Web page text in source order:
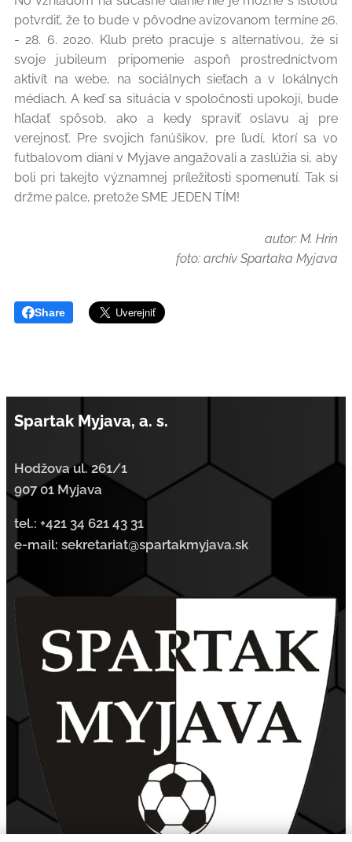
potvrdiť, že to bude v pôvodne avizovanom termíne 26.
- 28. 6. 2020. Klub preto pracuje s alternatívou, že si
svoje jubileum pripomenie aspoň prostredníctvom
aktivít na webe, na sociálnych sieťach a v lokálnych
médiach. A keď sa situácia v spoločnosti upokojí, bude
hľadať spôsob, ako a kedy spraviť oslavu aj pre
verejnosť. Pre svojich fanúšikov, pre ľudí, ktorí sa vo
futbalovom dianí v Myjave angažovali a zaslúžia si, aby
boli pri takejto významnej príležitosti spomenutí. Tak si
držme palce, pretože SME JEDEN TÍM!
autor: M. Hrin
foto: archív Spartaka Myjava
Share
Spartak Myjava, a. s.
Hodžova ul. 261/1
907 01 Myjava
tel.: +421 34 621 43 31
e-mail: sekretariat@spartakmyjava.sk